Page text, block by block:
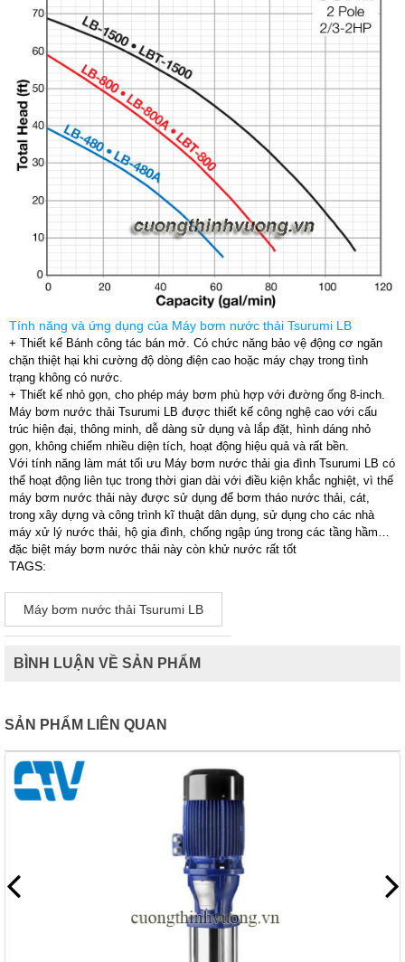
Tính năng và ứng dụng của Máy bơm nước thải Tsurumi LB
+ Thiết kế Bánh công tác bán mở. Có chức năng bảo vệ động cơ ngăn
chặn thiệt hại khi cường độ dòng điện cao hoặc máy chạy trong tình
trạng không có nước.
+ Thiết kế nhỏ gọn, cho phép máy bơm phù hợp với đường ống 8-inch.
Máy bơm nước thải Tsurumi LB được thiết kế công nghệ cao với cấu
trúc hiện đại, thông minh, dễ dàng sử dụng và lắp đặt, hình dáng nhỏ
gọn, không chiếm nhiều diện tích, hoạt động hiệu quả và rất bền.
Với tính năng làm mát tối ưu Máy bơm nước thải gia đình Tsurumi LB có
thể hoạt động liên tục trong thời gian dài với điều kiện khắc nghiệt, vì thế
máy bơm nước thải này được sử dụng để bơm tháo nước thải, cát,
trong xây dựng và công trình kĩ thuật dân dụng, sử dụng cho các nhà
máy xử lý nước thải, hộ gia đình, chống ngập úng trong các tầng hầm…
đặc biệt máy bơm nước thải này còn khử nước rất tốt
TAGS:
Máy bơm nước thải Tsurumi LB
BÌNH LUẬN VỀ SẢN PHẨM
SẢN PHẨM LIÊN QUAN